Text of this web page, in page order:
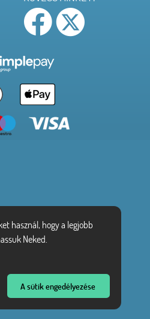
használ, hogy a legjobb
Neked.
A sütik engedélyezése